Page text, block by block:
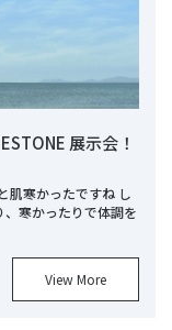
展示会！
肌寒かったですね し
寒かったりで体調を
View More